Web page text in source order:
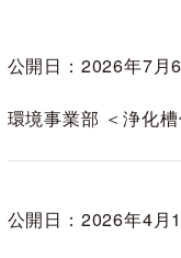
公開日：2026年7月
環境事業部 ＜浄化
公開日：2026年4月